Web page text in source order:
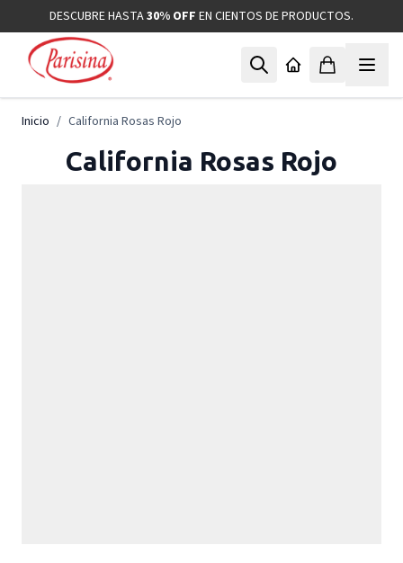
Ir al contenidoDESCUBRE HASTA30% OFF EN CIENTOS DE PRODUCTOS.
Inicio / California Rosas Rojo
California Rosas Rojo